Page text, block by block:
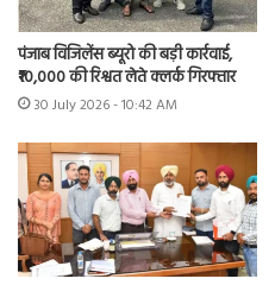
पंजाब विजिलेंस ब्यूरो की बड़ी कार्रवाई,
₹10,000 की रिश्वत लेते क्लर्क गिरफ्तार
30 July 2026 - 10:42 AM